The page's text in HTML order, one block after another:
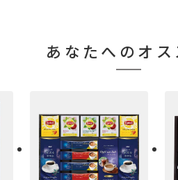
あなたへのオス